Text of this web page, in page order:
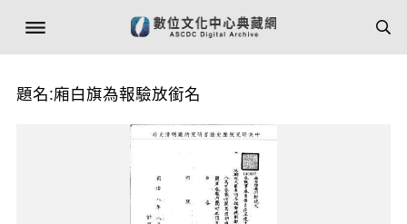
題名:廂白旗為報驗放銜名